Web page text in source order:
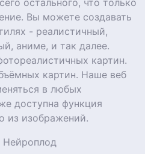
остального, что только
Вы можете создавать
- реалистичный,
аниме, и так далее.
картин.
картин. Наше веб
в любых
доступна функция
из изображений.